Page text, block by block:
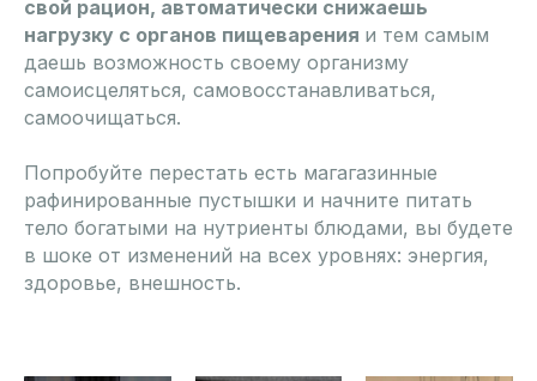
свой рацион, автоматически снижаешь
нагрузку с органов пищеварения и тем самым
даешь возможность своему организму
самоисцеляться, самовосстанавливаться,
самоочищаться.
Попробуйте перестать есть магагазинные
рафинированные пустышки и начните питать
тело богатыми на нутриенты блюдами, вы будете
в шоке от изменений на всех уровнях: энергия,
здоровье, внешность.